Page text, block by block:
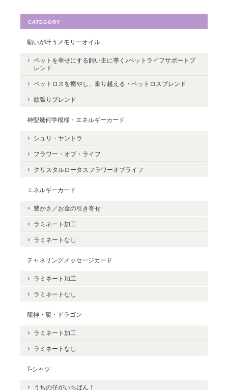
2022/05/30
ありがとうございます。 いつの日かまた逢えることを楽しみにし
ながら 絵と共に待ちたいと思います。
さんとの絆をいつも感じていただけると
嬉しいです。＾＾
2020/06/09
な気持ちになりました。＾＾ 早速お札入れに入れて願いを込めま
しますね。 この度は本当にどうもありがとうございました。
無事にお手元に届き、安心いたしまし
CATEGORY
願いが叶うメモリーオイル
ペットを幸せにする飼い主に導く♪ペットライフサポートブ
レンド
ペットロスを癒やし、乗り越える・ペットロスブレンド
欲張りブレンド
神聖幾何学模様・エネルギーカード
シュリ・ヤントラ
フラワー・オブ・ライフ
クリスタルロータスフラワーオブライフ
エネルギーカード
豊かさ／お金の引き寄せ
ラミネート加工
ラミネートなし
チャネリングメッセージカード
ラミネート加工
ラミネートなし
龍神・龍・ドラゴン
ラミネート加工
ラミネートなし
T-シャツ
うちの仔がいちばん！